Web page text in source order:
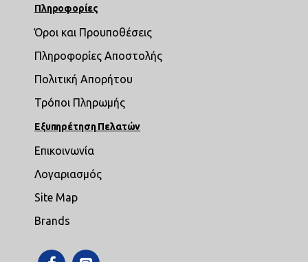
Πληροφορίες
Όροι και Προυποθέσεις
Πληροφορίες Αποστολής
Πολιτική Απορήτου
Τρόποι Πληρωμής
Εξυπηρέτηση Πελατών
Επικοινωνία
Λογαριασμός
Site Map
Brands